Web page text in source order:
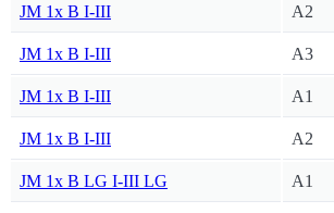
JM 1x B I-III A2
JM 1x B I-III A3
JM 1x B I-III A1
JM 1x B I-III A2
JM 1x B LG I-III LG A1